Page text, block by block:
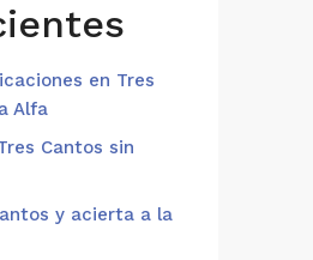
en Tres
Alfa
Cantos sin
y acierta a la